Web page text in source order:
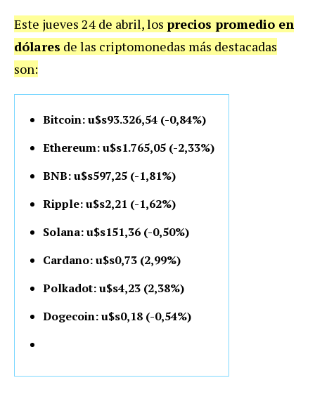
Este jueves 24 de abril, los precios promedio en
dólares de las criptomonedas más destacadas
son:
Bitcoin: u$s93.326,54 (-0,84%)
Ethereum: u$s1.765,05 (-2,33%)
BNB: u$s597,25 (-1,81%)
Ripple: u$s2,21 (-1,62%)
Solana: u$s151,36 (-0,50%)
Cardano: u$s0,73 (2,99%)
Polkadot: u$s4,23 (2,38%)
Dogecoin: u$s0,18 (-0,54%)